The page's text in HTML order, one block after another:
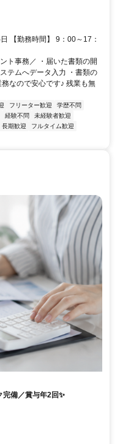
【勤務時間】 9：00～17：
ト事務／ ・届いた書類の開
テムへデータ入力 ・書類の
なので安心です♪ 残業も無
フリーター歓迎
学歴不問
経験不問
未経験者歓迎
長期歓迎
フルタイム歓迎
備／賞与年2回✨